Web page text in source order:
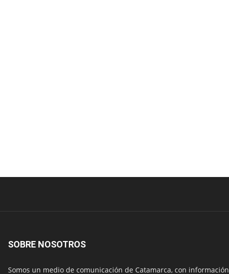
SOBRE NOSOTROS
Somos un medio de comunicación de Catamarca, con información